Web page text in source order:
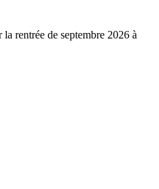
rentrée de septembre 2026 à